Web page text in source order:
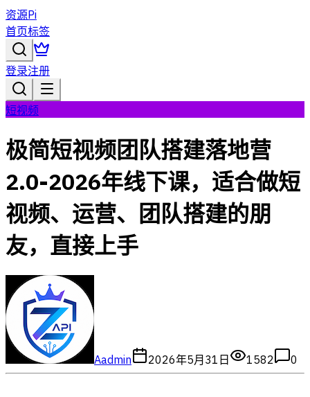
资源Pi
首页标签
登录注册
短视频
极简短视频团队搭建落地营
2.0-2026年线下课，适合做短
视频、运营、团队搭建的朋
友，直接上手
Aadmin 2026年5月31日 1582 0